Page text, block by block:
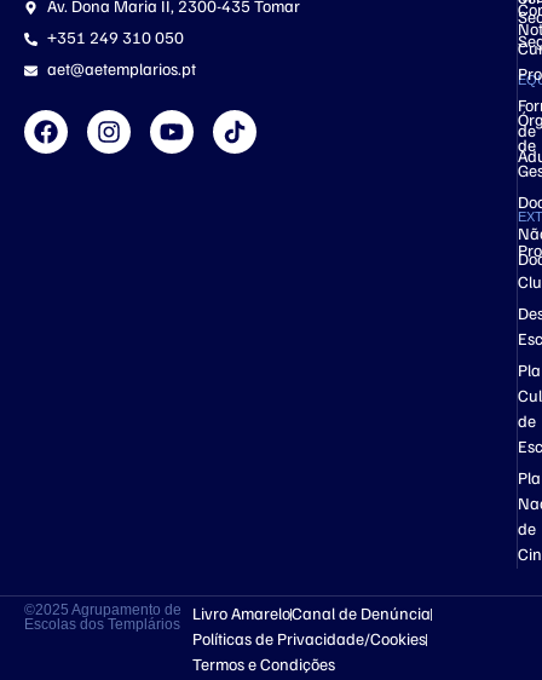
Av. Dona Maria II, 2300-435 Tomar
+351 249 310 050
aet@aetemplarios.pt
de
de
de
de
©2025 Agrupamento de
Escolas dos Templários
Livro AmareloCanal de Denúncia
Políticas de Privacidade/Cookies
Termos e Condições